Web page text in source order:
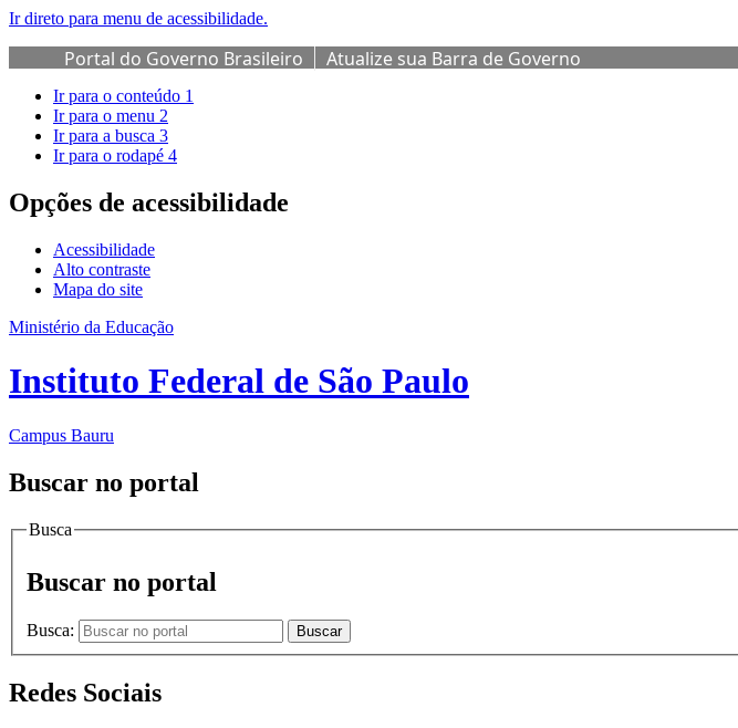
Ir direto para menu de acessibilidade.
Portal do Governo Brasileiro Atualize sua Barra de Governo
Ir para o conteúdo 1
Ir para o menu 2
Ir para a busca 3
Ir para o rodapé 4
Opções de acessibilidade
Acessibilidade
Alto contraste
Mapa do site
Ministério da Educação
Instituto Federal de São Paulo
Campus Bauru
Buscar no portal
Busca
Buscar no portal
Busca: Buscar
Redes Sociais